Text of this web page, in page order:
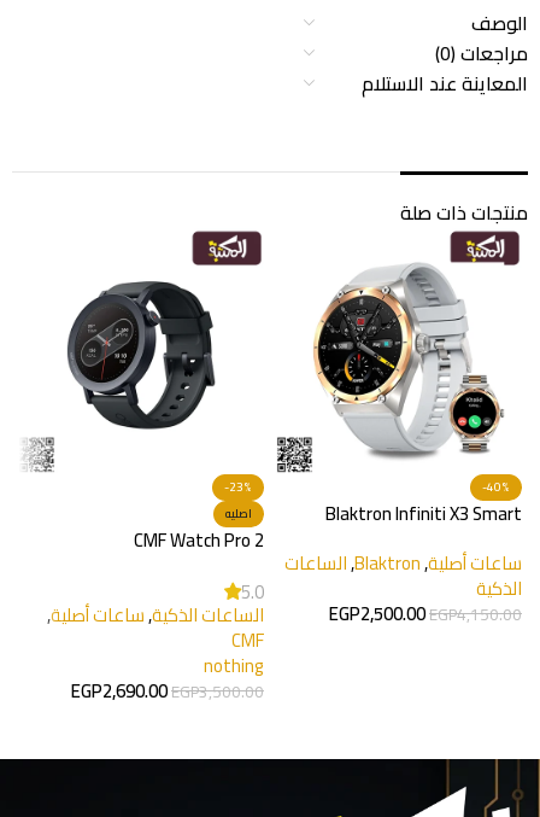
الوصف
مراجعات (0)
المعاينة عند الاستلام
منتجات ذات صلة
-40%
Blaktron Infiniti X3 Smart
ساعات أصلية,
Blaktron
,الساعات
الذكية
EGP4,150.00
EGP2,500.00
-23%
اصليه
CMF Watch Pro 2
5.0
الساعات الذكية,ساعات أصلية,
CMF
nothing
EGP3,500.00
EGP2,690.00